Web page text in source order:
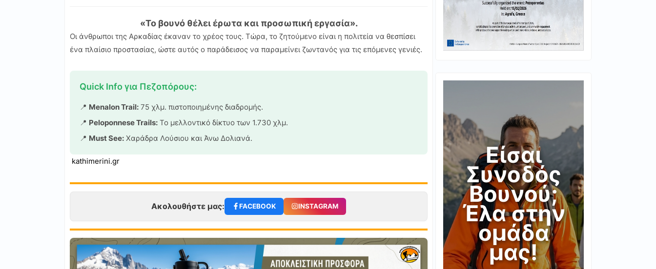
«Το βουνό θέλει έρωτα και προσωπική εργασία».
Οι άνθρωποι της Αρκαδίας έκαναν το χρέος τους. Τώρα, το ζητούμενο είναι η πολιτεία να θεσπίσει
ένα πλαίσιο προστασίας, ώστε αυτός ο παράδεισος να παραμείνει ζωντανός για τις επόμενες γενιές.
Quick Info για Πεζοπόρους:
📍 Menalon Trail: 75 χλμ. πιστοποιημένης διαδρομής.
📍 Peloponnese Trails: Το μελλοντικό δίκτυο των 1.730 χλμ.
📍 Must See: Χαράδρα Λούσιου και Άνω Δολιανά.
kathimerini.gr
Ακολουθήστε μας: FACEBOOK INSTAGRAM
Είσαι
Συνοδός
Βουνού;
Έλα στην
ομάδα
μας!